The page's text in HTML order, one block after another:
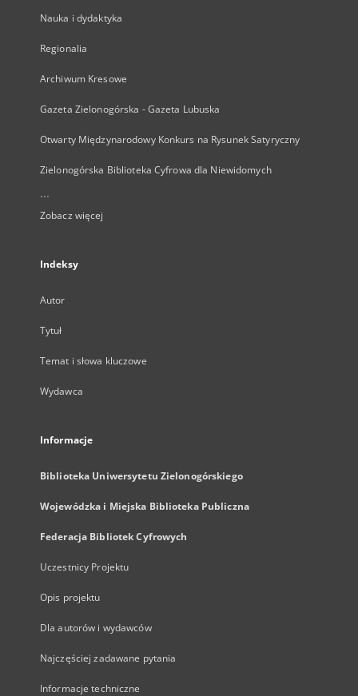
Nauka i dydaktyka
Regionalia
Archiwum Kresowe
Gazeta Zielonogórska - Gazeta Lubuska
Otwarty Międzynarodowy Konkurs na Rysunek Satyryczny
Zielonogórska Biblioteka Cyfrowa dla Niewidomych
...
Zobacz więcej
Indeksy
Autor
Tytuł
Temat i słowa kluczowe
Wydawca
Informacje
Biblioteka Uniwersytetu Zielonogórskiego
Wojewódzka i Miejska Biblioteka Publiczna
Federacja Bibliotek Cyfrowych
Uczestnicy Projektu
Opis projektu
Dla autorów i wydawców
Najczęściej zadawane pytania
Informacje techniczne